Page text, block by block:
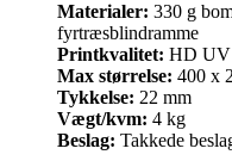
Materialer: 330 g
fyrtræsblindramme
Printkvalitet: HD UV
Max størrelse: 400 x
Tykkelse: 22 mm
Vægt/kvm: 4 kg
Beslag: Takkede